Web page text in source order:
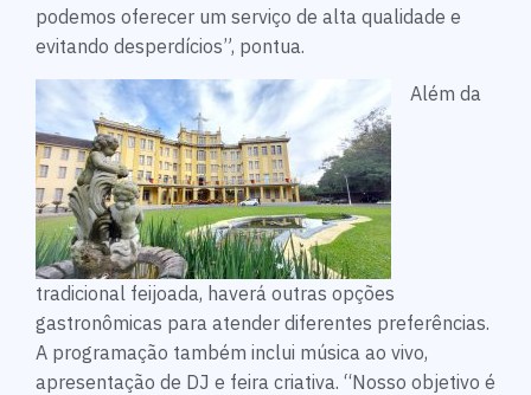
podemos oferecer um serviço de alta qualidade e
evitando desperdícios”, pontua.
Além da
tradicional feijoada, haverá outras opções
gastronômicas para atender diferentes preferências.
A programação também inclui música ao vivo,
apresentação de DJ e feira criativa. “Nosso objetivo é